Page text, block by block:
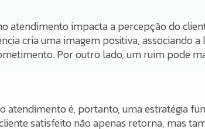
atendimento impacta a percepção do
cria uma imagem positiva, associando
Por outro lado, um ruim pode
atendimento é, portanto, uma estratégia
satisfeito não apenas retorna, mas